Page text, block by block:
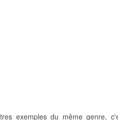
exemples du même genre,